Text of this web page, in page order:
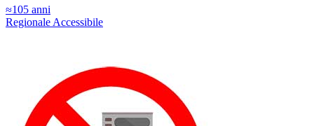
≈105 anni
Regionale Accessibile